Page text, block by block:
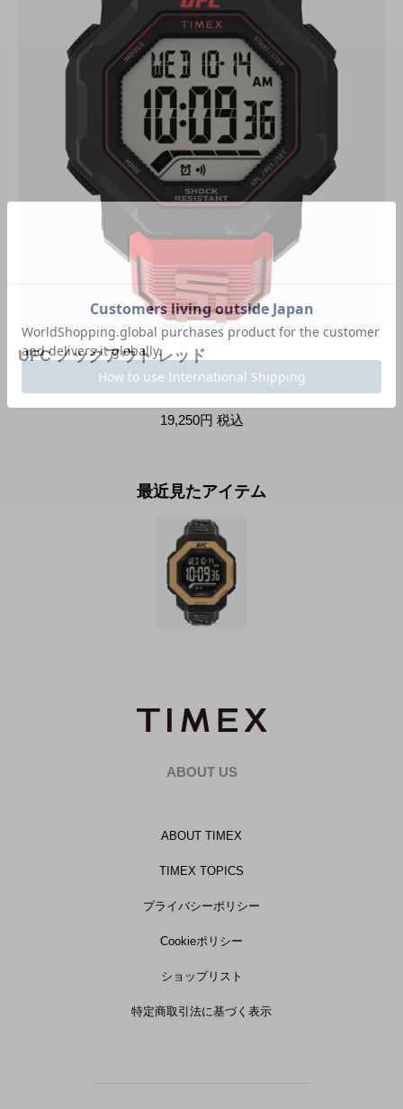
UFC ノックアウト レッド
19,250円 税込
最近見たアイテム
ABOUT US
ABOUT TIMEX
TIMEX TOPICS
プライバシーポリシー
Cookieポリシー
ショップリスト
特定商取引法に基づく表示